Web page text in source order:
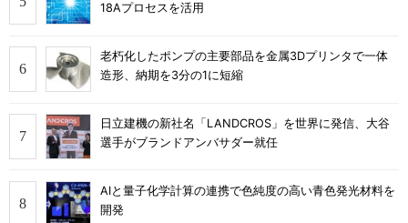
18Aプロセスを活用
老朽化したポンプの主要部品を金属3Dプリンタで一体
造形、納期を3分の1に短縮
日立建機の新社名「LANDCROS」を世界に発信、大谷
選手がブランドアンバサダー就任
AIと量子化学計算の連携で色純度の高い青色発光材料を
開発